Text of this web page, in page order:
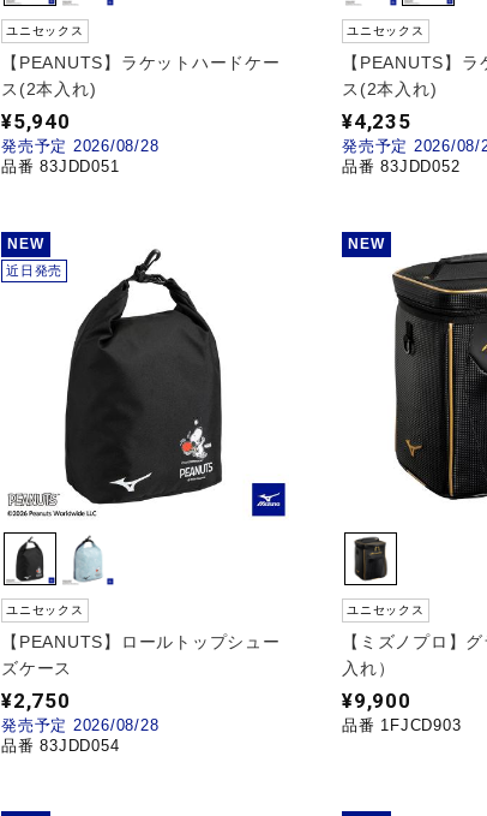
ユニセックス
【PEANUTS】ラケットハードケー
ス(2本入れ)
¥5,940
発売予定 2026/08/28
品番 83JDD051
ユニセックス
【PEANUTS】
ス(2本入れ)
¥4,235
発売予定 2026/08/
品番 83JDD052
NEW
近日発売
ユニセックス
【PEANUTS】ロールトップシュー
ズケース
¥2,750
発売予定 2026/08/28
品番 83JDD054
NEW
ユニセックス
【ミズノプロ】
入れ）
¥9,900
品番 1FJCD903